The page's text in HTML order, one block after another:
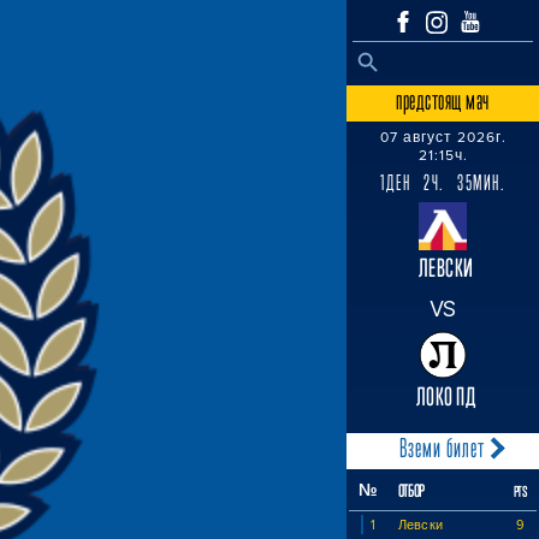
Search
SEARCH BUTTON
предстоящ мач
07 август 2026г.
21:15ч.
1ДЕН 2Ч. 35МИН.
ЛЕВСКИ
VS
ЛОКО ПД
Вземи билет
№ ОТБОР PTS
1 Левски 9